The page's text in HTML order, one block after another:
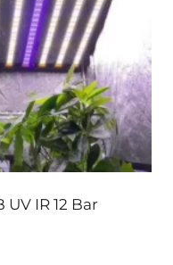
UV IR 12 Bar